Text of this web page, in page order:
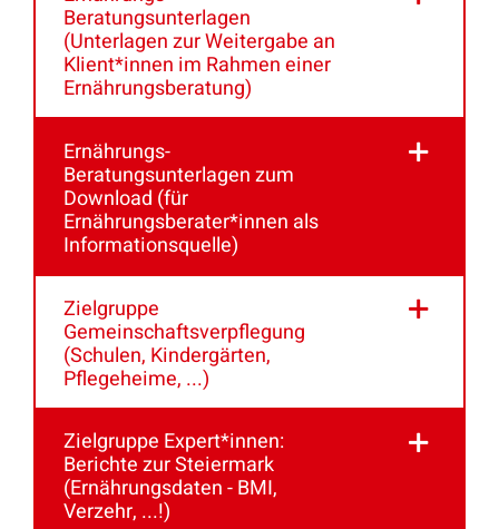
Beratungsunterlagen
(Unterlagen zur Weitergabe an
Klient*innen im Rahmen einer
Ernährungsberatung)
Ernährungs-
Beratungsunterlagen zum
Download (für
Ernährungsberater*innen als
Informationsquelle)
Zielgruppe
Gemeinschaftsverpflegung
(Schulen, Kindergärten,
Pflegeheime, ...)
Zielgruppe Expert*innen:
Berichte zur Steiermark
(Ernährungsdaten - BMI,
Verzehr, ...!)